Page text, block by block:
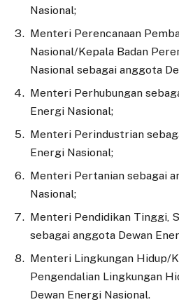
Nasional;
Menteri Perencanaan
Nasional/Kepala Badan
Nasional sebagai anggota
Menteri Perhubungan
Energi Nasional;
Menteri Perindustrian
Energi Nasional;
Menteri Pertanian sebagai
Nasional;
Menteri Pendidikan Tinggi,
sebagai anggota Dewan
Menteri Lingkungan Hidup/
Pengendalian Lingkungan
Dewan Energi Nasional.